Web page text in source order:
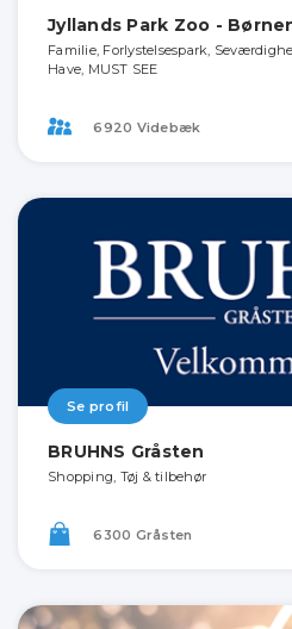
Jyllands Park Zoo -
Familie, Forlystelsespark,
Have, MUST SEE
6920 Videbæk
Se profil
BRUHNS Gråsten
Shopping, Tøj & tilbehør
6300 Gråsten